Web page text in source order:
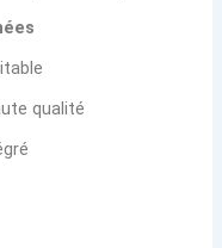
qualité